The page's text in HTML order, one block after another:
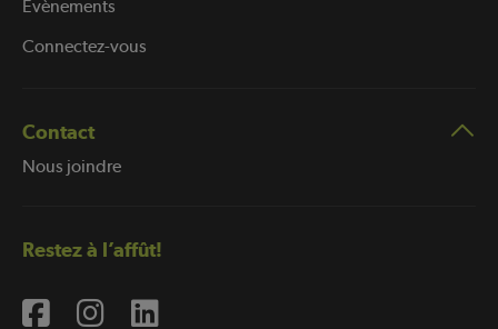
Évènements
Connectez-vous
Contact
Nous joindre
Restez à l’affût!